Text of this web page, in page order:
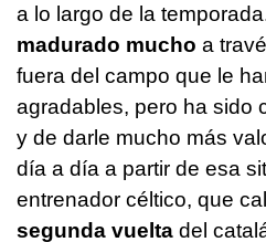
a lo largo de la
madurado mucho a
fuera del campo que le
agradables, pero ha sido
y de darle mucho más
día a día a partir de esa
entrenador céltico, que
segunda vuelta del